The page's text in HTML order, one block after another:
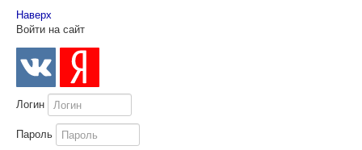
Наверх
Войти на сайт
Логин
Пароль